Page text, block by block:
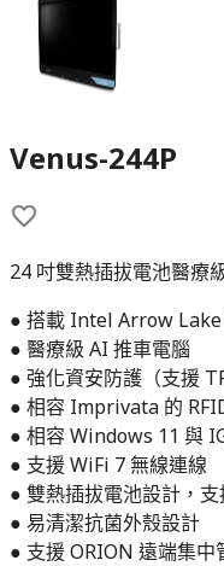
Venus-244P
24 吋雙熱插拔電池醫療
● 搭載 Intel Arrow
● 醫療級 AI 推車電腦
● 強化資安防護（支援
● 相容 Imprivata 的
● 相容 Windows 11 與
● 支援 WiFi 7 無線連線
● 雙熱插拔電池設計，
● 易清潔抗菌外殼設計
● 支援 ORION 遠端集